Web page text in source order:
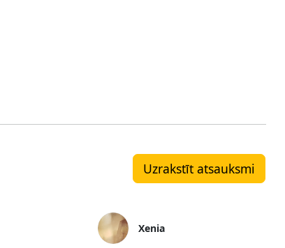
Uzrakstīt atsauksmi
Xenia